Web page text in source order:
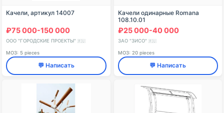
Качели, артикул 14007
₽75 000-150 000
ООО "ГОРОДСКИЕ ПРОЕКТЫ" 🇷🇺
МОЗ: 5 pieces
💬 Написать
Качели одинарные Romana
108.10.01
₽25 000-40 000
ЗАО "ЗИСО" 🇷🇺
МОЗ: 20 pieces
💬 Написать